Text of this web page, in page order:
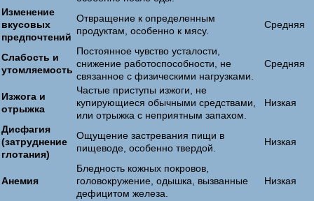
Изменение
вкусовых
предпочтений
Отвращение к определенным
продуктам, особенно к мясу.
Средняя
Слабость и
утомляемость
Постоянное чувство усталости,
снижение работоспособности, не
связанное с физическими нагрузками.
Средняя
Изжога и
отрыжка
Частые приступы изжоги, не
купирующиеся обычными средствами,
или отрыжка с неприятным запахом.
Низкая
Дисфагия
(затруднение
глотания)
Ощущение застревания пищи в
пищеводе, особенно твердой.
Низкая
Анемия
Бледность кожных покровов,
головокружение, одышка, вызванные
дефицитом железа.
Низкая